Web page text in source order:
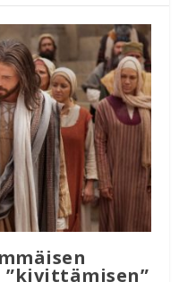
”kivittämisen”